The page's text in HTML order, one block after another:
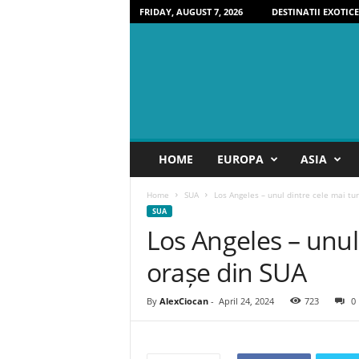
FRIDAY, AUGUST 7, 2026 DESTINATII EXOTICE
s
HOME EUROPA ASIA
Home SUA Los Angeles – unul dintre cele mai
SUA
Los Angeles –
orașe din SUA
By AlexCiocan- April 24, 2024 723 0